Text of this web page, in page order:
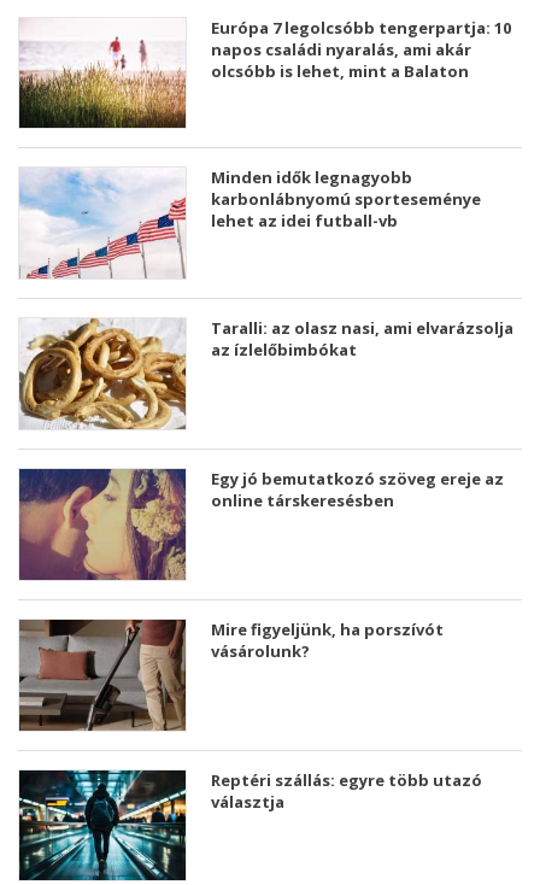
Európa 7 legolcsóbb tengerpartja: 10
napos családi nyaralás, ami akár
olcsóbb is lehet, mint a Balaton
Minden idők legnagyobb
karbonlábnyomú sporteseménye
lehet az idei futball-vb
Taralli: az olasz nasi, ami elvarázsolja
az ízlelőbimbókat
Egy jó bemutatkozó szöveg ereje az
online társkeresésben
Mire figyeljünk, ha porszívót
vásárolunk?
Reptéri szállás: egyre több utazó
választja